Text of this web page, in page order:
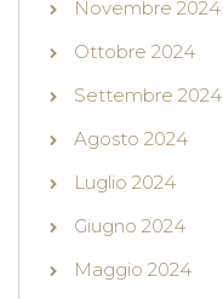
Novembre 2024
Ottobre 2024
Settembre 2024
Agosto 2024
Luglio 2024
Giugno 2024
Maggio 2024